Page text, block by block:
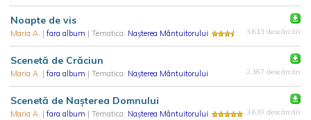
Noapte de vis
Maria A. | fara album | Tematica: Nașterea Mântuitorului 3.613 descărcări
Scenetă de Crăciun
Maria A. | fara album | Tematica: Nașterea Mântuitorului 2.367 descărcări
Scenetă de Naşterea Domnului
Maria A. | fara album | Tematica: Nașterea Mântuitorului 3.639 descărcări